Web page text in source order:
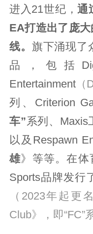
进入21世纪，通
EA打造出了庞
线。 旗下涌现了
品，包括
Entertainment （
列、Criterion
车”系列、Maxis
以及Respawn
雄》等等。在
Sports品牌发行
（2023年起更
Club》，即“FC”